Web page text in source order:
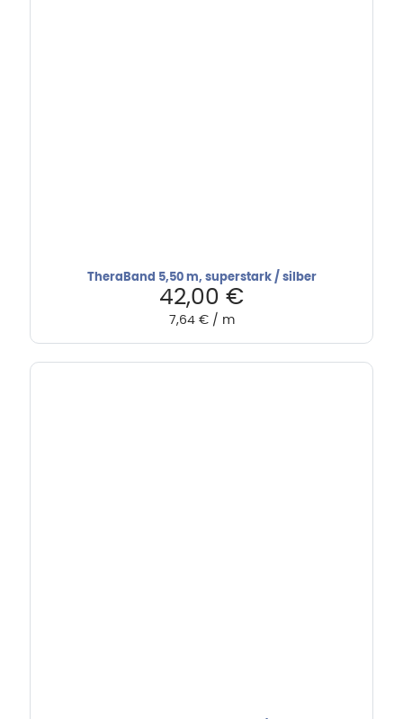
TheraBand 5,50 m, superstark / silber
42,00 €
7,64 €/ m